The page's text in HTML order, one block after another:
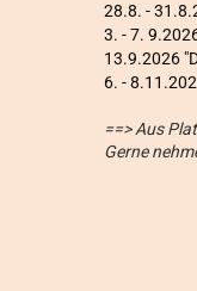
28.8. -
3. - 7.
13.9.2026
6. -
==> Aus
Gerne